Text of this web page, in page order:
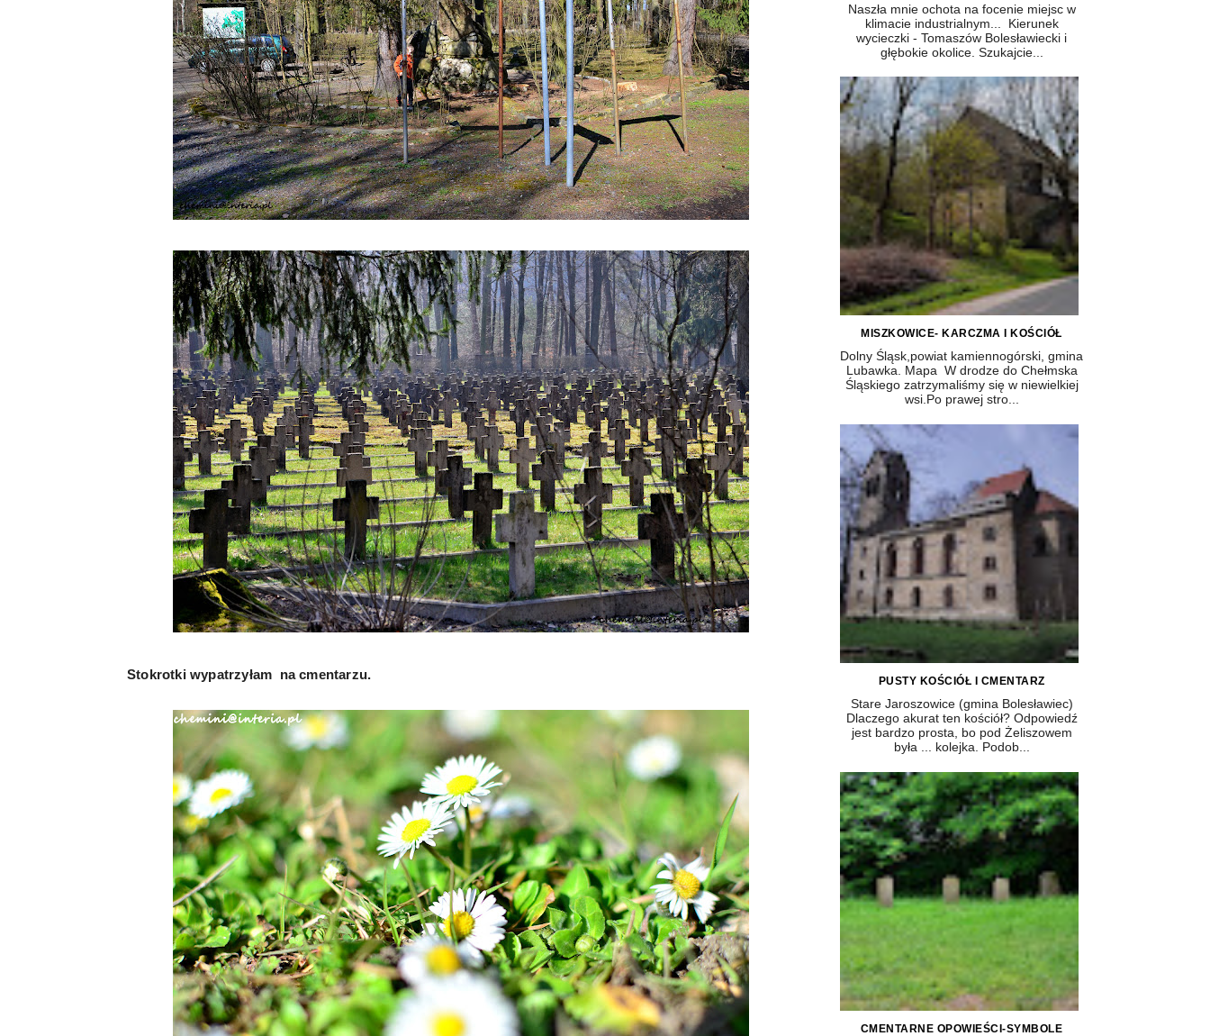
Stokrotki wypatrzyłam na cmentarzu.
Naszła mnie ochota na focenie miejsc w
klimacie industrialnym... Kierunek
wycieczki - Tomaszów Bolesławiecki i
głębokie okolice. Szukajcie...
MISZKOWICE- KARCZMA I KOŚCIÓŁ
Dolny Śląsk,powiat kamiennogórski, gmina
Lubawka. Mapa W drodze do Chełmska
Śląskiego zatrzymaliśmy się w niewielkiej
wsi.Po prawej stro...
PUSTY KOŚCIÓŁ I CMENTARZ
Stare Jaroszowice (gmina Bolesławiec)
Dlaczego akurat ten kościół? Odpowiedź
jest bardzo prosta, bo pod Żeliszowem
była ... kolejka. Podob...
CMENTARNE OPOWIEŚCI-SYMBOLE